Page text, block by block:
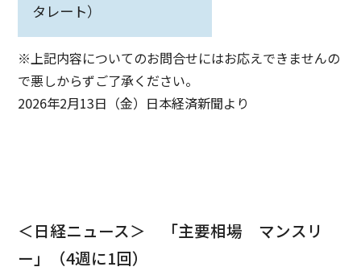
タレート）
※上記内容についてのお問合せにはお応えできませんの
で悪しからずご了承ください。
2026年2月13日（金）日本経済新聞より
＜日経ニュース＞ 「主要相場 マンスリ
ー」（4週に1回）